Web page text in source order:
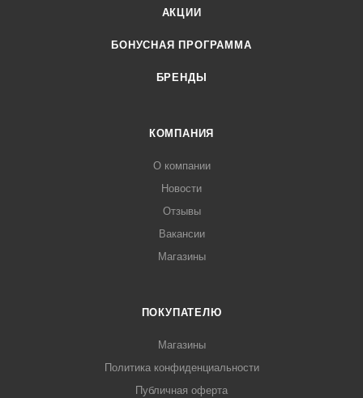
АКЦИИ
БОНУСНАЯ ПРОГРАММА
БРЕНДЫ
КОМПАНИЯ
О компании
Новости
Отзывы
Вакансии
Магазины
ПОКУПАТЕЛЮ
Магазины
Политика конфиденциальности
Публичная оферта